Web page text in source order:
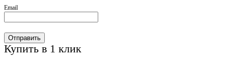
Email
Отправить
Купить в 1 клик